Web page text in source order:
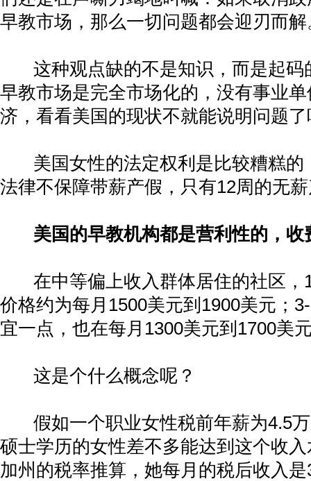
早教市场，那么一切问题都会迎刃而解
这种观点缺的不是知识，而是起码
早教市场是完全市场化的，没有事业
济，看看美国的现状不就能说明问题
美国女性的法定权利是比较糟糕
法律不保障带薪产假，只有12周的无
美国的早教机构都是营利性的，收
在中等偏上收入群体居住的社区，
价格约为每月 1500美元到 1900美元；
宜一点，也在每月 1300美元到 1700美
这是个什么概念呢？
假如一个职业女性税前年薪为4.5
硕士学历的女性差不多能达到这个收
加州的税率推算，她每月的税后收入是